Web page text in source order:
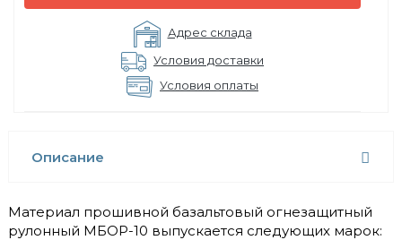
Адрес склада
Условия доставки
Условия оплаты
Описание
Материал прошивной базальтовый огнезащитный
рулонный МБОР-10 выпускается следующих марок: